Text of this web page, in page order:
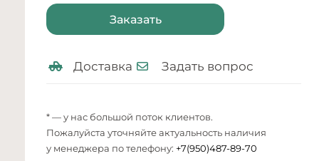
Заказать
Доставка Задать вопрос
* — у нас большой поток клиентов.
Пожалуйста уточняйте актуальность наличия
у менеджера по телефону: +7(950)487-89-70